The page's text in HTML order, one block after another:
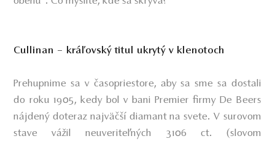
Cullinan – kráľovský titul ukrytý v klenotoch
Prehupnime sa v časopriestore, aby sa sme sa dostali
do roku 1905, kedy bol v bani Premier firmy De Beers
nájdený doteraz najväčší diamant na svete. V surovom
stave vážil neuveriteľných 3106 ct. (slovom